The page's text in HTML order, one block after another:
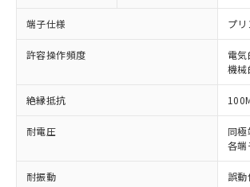
端子仕様 プ
許容操作頻度
電
機
絶縁抵抗
耐電圧
同
各
耐振動 誤
※1 対応状況
対応済み：EU RoHS指令（10
非含有に対応した製品が提供可能
対応予定：EU RoHS指令（10物質
有に対応した製品に切り替える予定